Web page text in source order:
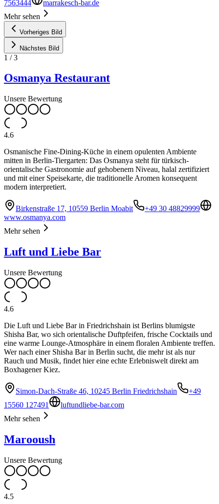
7563444
marrakesch-bar.de
Mehr sehen
Vorheriges Bild
Nächstes Bild
1 /3
Osmanya Restaurant
Unsere Bewertung
4.6
Osmanische Fine-Dining-Küche in einem opulenten Ambiente
mitten in Berlin-Tiergarten: Das Osmanya steht für türkisch-
orientalische Gastronomie auf gehobenem Niveau, halal zertifiziert
und mit einer Speisekarte, die traditionelle Aromen konsequent
modern interpretiert.
Birkenstraße 17, 10559 Berlin Moabit
+49 30 48829999
www.osmanya.com
Mehr sehen
Luft und Liebe Bar
Unsere Bewertung
4.6
Die Luft und Liebe Bar in Friedrichshain ist Berlins blumigste
Shisha Bar, wo sich orientalische Duftpfeifen, frische Cocktails und
eine warme Lounge-Atmosphäre in einem floralen Ambiente treffen.
Wer nach einer Shisha Bar in Berlin sucht, die mehr ist als nur
Rauch und Musik, findet hier eine echte Erlebniswelt direkt am
Boxhagener Kiez.
Simon-Dach-Straße 46, 10245 Berlin Friedrichshain
+49
15560 127491
luftundliebe-bar.com
Mehr sehen
Marooush
Unsere Bewertung
4.5